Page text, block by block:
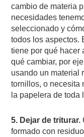
cambio de materia
necesidades
seleccionado y
todos los aspectos.
tiene por qué hacer
qué cambiar, por
usando un material
tornillos, o necesita
la papelera de toda
5. Dejar de triturar.
formado con